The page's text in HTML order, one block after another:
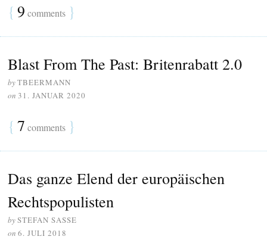
{ 9 comments }
Blast From The Past: Britenrabatt 2.0
byTBEERMANN
on 31. JANUAR 2020
{ 7 comments }
Das ganze Elend der europäischen
Rechtspopulisten
bySTEFAN SASSE
on 6. JULI 2018